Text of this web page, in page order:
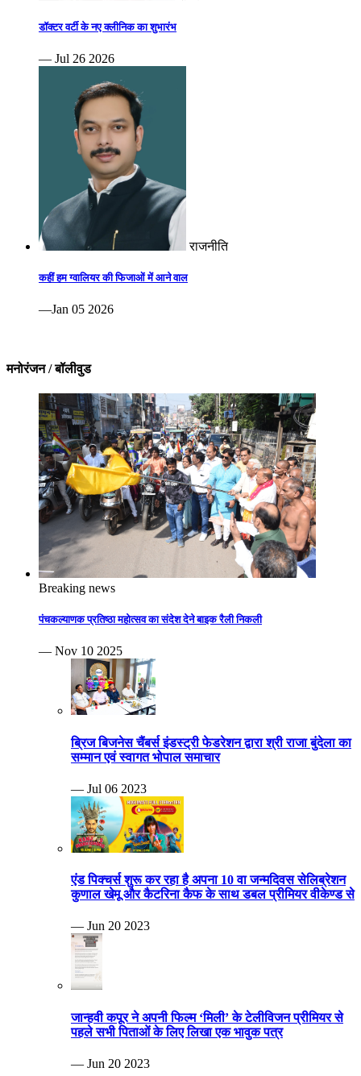
डॉक्टर वर्टी के नए क्लीनिक का शुभारंभ
— Jul 26 2026
राजनीति
कहीं हम ग्वालियर की फिजाओं में आने वाल
—Jan 05 2026
मनोरंजन / बॉलीवुड
Breaking news
पंचकल्याणक प्रतिष्ठा महोत्सव का संदेश देने बाइक रैली निकली
— Nov 10 2025
ब्रिज बिजनेस चैंबर्स इंडस्ट्री फेडरेशन द्वारा श्री राजा बुंदेला का
सम्मान एवं स्वागत भोपाल समाचार
— Jul 06 2023
एंड पिक्चर्स शुरू कर रहा है अपना 10 वा जन्मदिवस सेलिब्रेशन
कुणाल खेमू और कैटरिना कैफ के साथ डबल प्रीमियर वीकेण्ड से
— Jun 20 2023
जान्हवी कपूर ने अपनी फिल्म ‘मिली’ के टेलीविजन प्रीमियर से
पहले सभी पिताओं के लिए लिखा एक भावुक पत्र
— Jun 20 2023